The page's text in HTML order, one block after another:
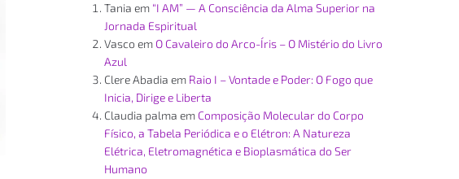
Tania em “I AM” — A Consciência da Alma Superior na
Jornada Espiritual
Vasco em O Cavaleiro do Arco-Íris – O Mistério do Livro
Azul
Clere Abadia em Raio I – Vontade e Poder: O Fogo que
Inicia, Dirige e Liberta
Claudia palma em Composição Molecular do Corpo
Físico, a Tabela Periódica e o Elétron: A Natureza
Elétrica, Eletromagnética e Bioplasmática do Ser
Humano